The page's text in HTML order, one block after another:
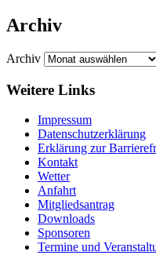
Archiv
Archiv
Weitere Links
Impressum
Datenschutzerklärung
Erklärung zur
Kontakt
Wetter
Anfahrt
Mitgliedsantrag
Downloads
Sponsoren
Termine und